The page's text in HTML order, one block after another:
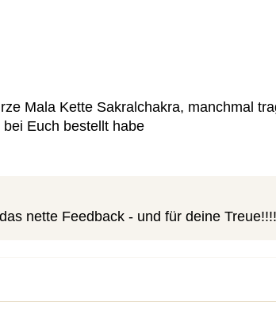
Mala Kette Sakralchakra, manchmal
Euch bestellt habe
nette Feedback - und für deine Treue!!!!